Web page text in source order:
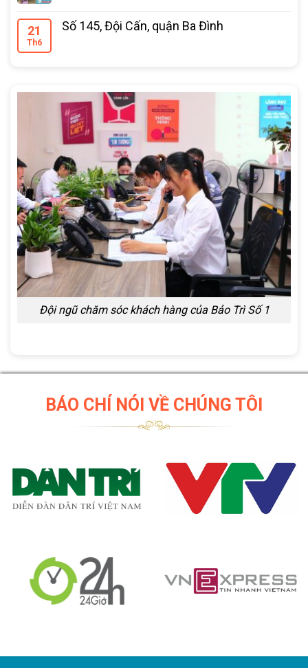
21
Th6
Số 145, Đội Cấn, quận Ba Đình
Đội ngũ chăm sóc khách hàng của Bảo Trì Số 1
BÁO CHÍ NÓI VỀ CHÚNG TÔI